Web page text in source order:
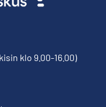
klo 9.00-16.00)